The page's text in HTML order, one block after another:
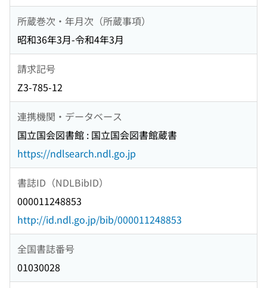
所蔵巻次・年月次（所蔵事項）
昭和36年3月-令和4年3月
請求記号
Z3-785-12
連携機関・データベース
国立国会図書館 : 国立国会図書館蔵書
https://ndlsearch.ndl.go.jp
書誌ID（NDLBibID）
000011248853
http://id.ndl.go.jp/bib/000011248853
全国書誌番号
01030028